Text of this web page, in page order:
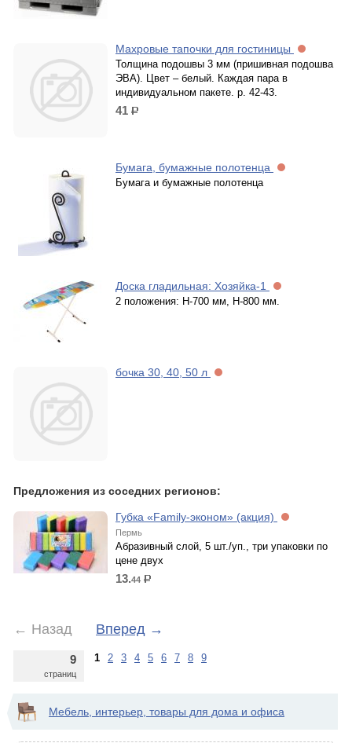
Махровые тапочки для гостиницы
Толщина подошвы 3 мм (пришивная подошва
ЭВА). Цвет – белый. Каждая пара в
индивидуальном пакете. р. 42-43.
41 р.
Бумага, бумажные полотенца
Бумага и бумажные полотенца
Доска гладильная: Хозяйка-1
2 положения: Н-700 мм, Н-800 мм.
бочка 30, 40, 50 л
Предложения из соседних регионов:
Губка «Family-эконом» (акция)
Пермь
Абразивный слой, 5 шт./уп., три упаковки по
цене двух
13.44 р.
← Назад Вперед →
9
страниц
1 2 3 4 5 6 7 8 9
Мебель, интерьер, товары для дома и офиса